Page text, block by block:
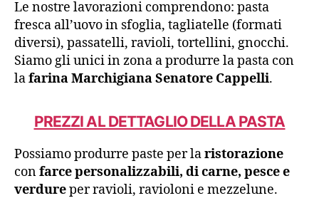
Le nostre lavorazioni comprendono: pasta
fresca all’uovo in sfoglia, tagliatelle (formati
diversi), passatelli, ravioli, tortellini, gnocchi.
Siamo gli unici in zona a produrre la pasta con
lafarina Marchigiana Senatore Cappelli.
PREZZI AL DETTAGLIO DELLA PASTA
Possiamo produrre paste per laristorazione
confarce personalizzabili, di carne, pesce e
verdureper ravioli, ravioloni e mezzelune.